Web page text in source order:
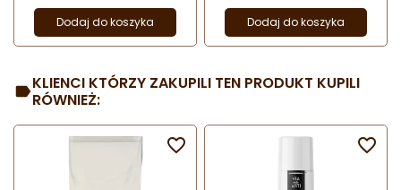
Dodaj do koszyka Dodaj do koszyka
KLIENCI KTÓRZY ZAKUPILI TEN PRODUKT KUPILI
RÓWNIEŻ:
 